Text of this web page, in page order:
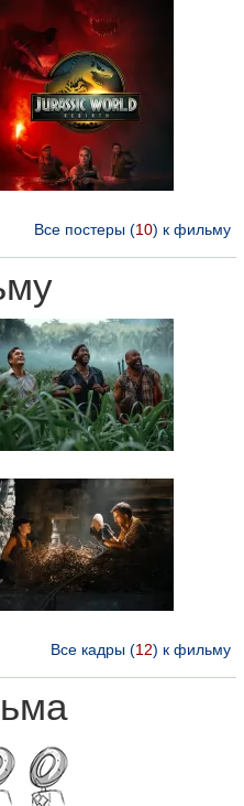
Все постеры (10) к фильму
Все кадры (12) к фильму